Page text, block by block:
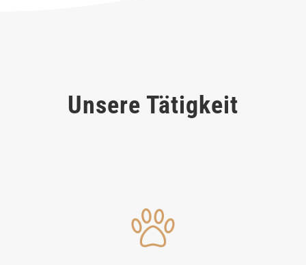
Unsere Tätigkeit